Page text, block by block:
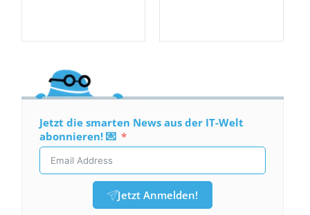
Jetzt die smarten News aus der IT-Welt
abonnieren! 💌
Jetzt Anmelden!